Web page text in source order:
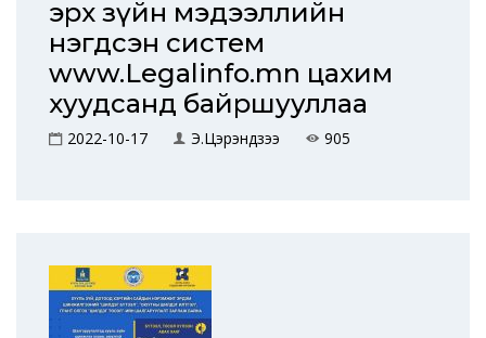
эрх зүйн мэдээллийн
нэгдсэн систем
www.Legalinfo.mn цахим
хуудсанд байршууллаа
2022-10-17 Э.Цэрэндүзээ 905